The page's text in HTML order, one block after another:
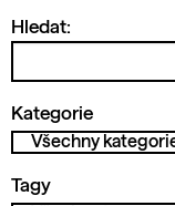
Hledat:
Kategorie
Tagy